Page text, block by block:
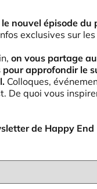
le nouvel épisode du
exclusives sur
on vous partage
pour approfondir le
Colloques,
De quoi vous
de Happy End